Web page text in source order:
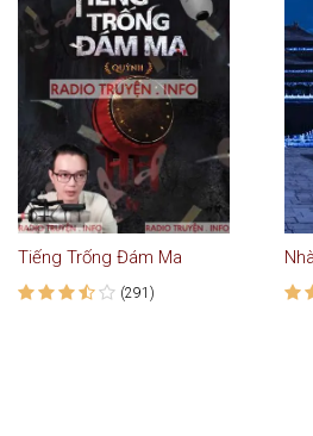
Tiếng Trống Đám Ma
(291)